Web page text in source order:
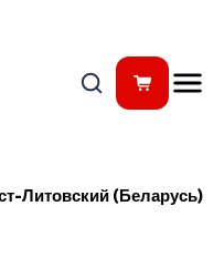
Литовский (Беларусь)